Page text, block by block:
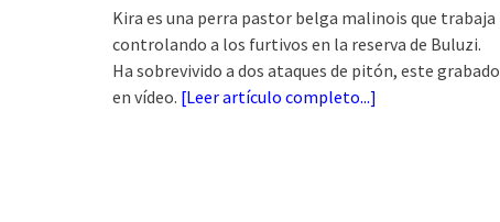
Kira es una perra pastor belga malinois que trabaja
controlando a los furtivos en la reserva de Buluzi.
Ha sobrevivido a dos ataques de pitón, este grabado
en vídeo. [Leer artículo completo...]